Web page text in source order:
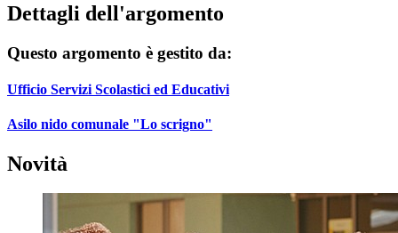
Dettagli dell'argomento
Questo argomento è gestito da:
Ufficio Servizi Scolastici ed Educativi
Asilo nido comunale "Lo scrigno"
Novità